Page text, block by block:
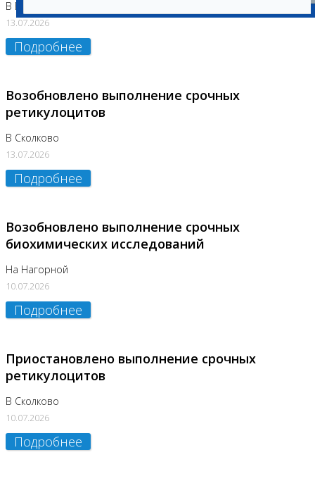
В Бутово
13.07.2026
Подробнее
Возобновлено выполнение срочных
ретикулоцитов
В Сколково
13.07.2026
Подробнее
Возобновлено выполнение срочных
биохимических исследований
На Нагорной
10.07.2026
Подробнее
Приостановлено выполнение срочных
ретикулоцитов
В Сколково
10.07.2026
Подробнее